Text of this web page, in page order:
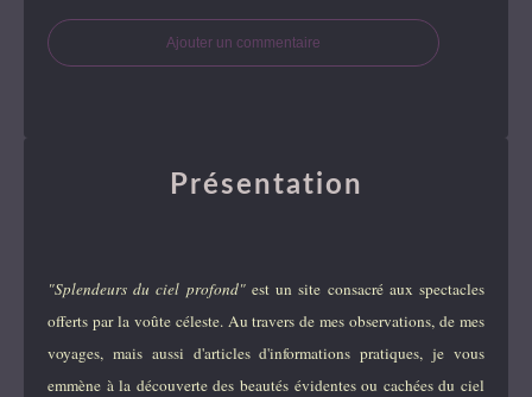
Ajouter un commentaire
Présentation
"Splendeurs du ciel profond"est un site consacré aux spectacles
offerts par la voûte céleste. Au travers de mes observations, de mes
voyages, mais aussi d'articles d'informations pratiques, je vous
emmène à la découverte des beautés évidentes ou cachées du ciel